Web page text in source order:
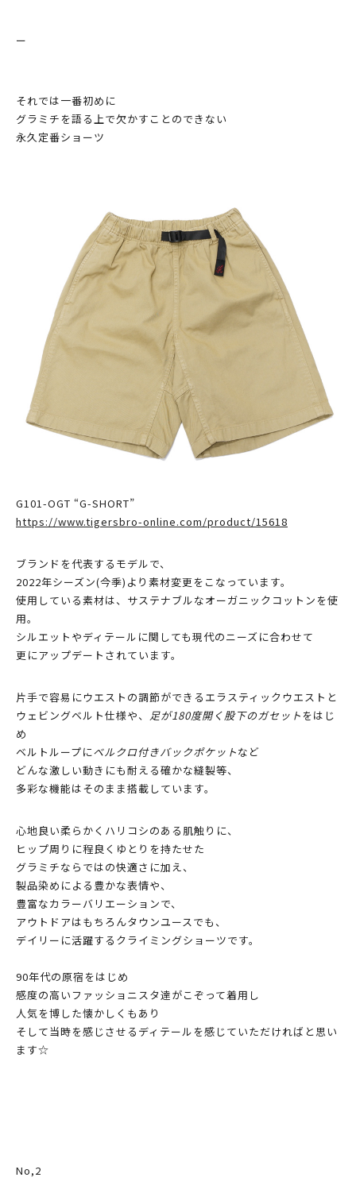
ー
それでは一番初めに
グラミチを語る上で欠かすことのできない
永久定番ショーツ
G101-OGT “G-SHORT”
https://www.tigersbro-online.com/product/15618
ブランドを代表するモデルで、
2022年シーズン(今季)より素材変更をこなっています。
使用している素材は、サステナブルなオーガニックコットンを使
用。
シルエットやディテールに関しても現代のニーズに合わせて
更にアップデートされています。
片手で容易にウエストの調節ができるエラスティックウエストと
ウェビングベルト仕様や、 足が180度開く股下のガセット をはじ
め
ベルトループにベルクロ付きバックポケットなど
どんな激しい動きにも耐える確かな縫製等、
多彩な機能はそのまま搭載しています。
心地良い柔らかくハリコシのある肌触りに、
ヒップ周りに程良くゆとりを持たせた
グラミチならではの快適さに加え、
製品染めによる豊かな表情や、
豊富なカラーバリエーションで、
アウトドアはもちろんタウンユースでも、
デイリーに活躍するクライミングショーツです。
90年代の原宿をはじめ
感度の高いファッショニスタ達がこぞって着用し
人気を博した懐かしくもあり
そして当時を感じさせるディテールを感じていただければと思い
ます☆
No,2